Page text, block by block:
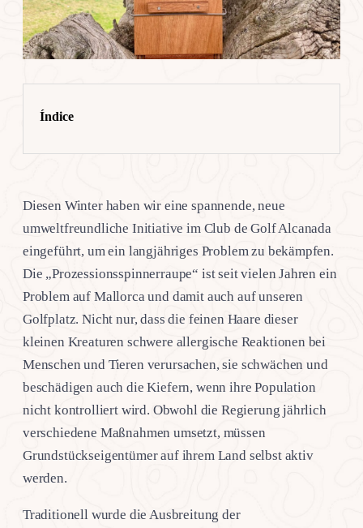
Índice
Diesen Winter haben wir eine spannende, neue
umweltfreundliche Initiative im Club de Golf Alcanada
eingeführt, um ein langjähriges Problem zu bekämpfen.
Die „Prozessionsspinnerraupe“ ist seit vielen Jahren ein
Problem auf Mallorca und damit auch auf unseren
Golfplatz. Nicht nur, dass die feinen Haare dieser
kleinen Kreaturen schwere allergische Reaktionen bei
Menschen und Tieren verursachen, sie schwächen und
beschädigen auch die Kiefern, wenn ihre Population
nicht kontrolliert wird. Obwohl die Regierung jährlich
verschiedene Maßnahmen umsetzt, müssen
Grundstückseigentümer auf ihrem Land selbst aktiv
werden.
Traditionell wurde die Ausbreitung der